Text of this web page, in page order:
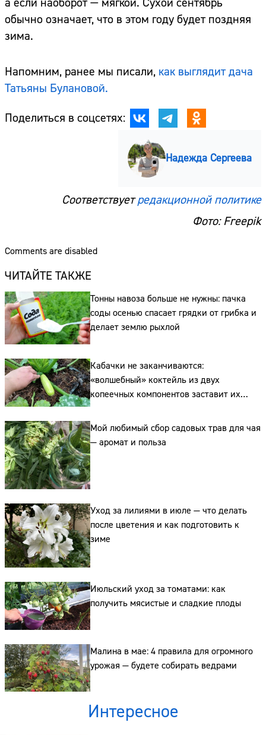
обычно означает, что в этом году будет поздняя
зима.
Напомним, ранее мы писали, как выглядит дача
Татьяны Булановой.
Поделиться в соцсетях:
Надежда Сергеева
Соответствуетредакционной политике
Фото: Freepik
Comments are disabled
ЧИТАЙТЕ ТАКЖЕ
Тонны навоза больше не нужны: пачка
соды осенью спасает грядки от грибка и
делает землю рыхлой
Кабачки не заканчиваются:
«волшебный» коктейль из двух
копеечных компонентов заставит их
плодоносить до самых заморозков
Мой любимый сбор садовых трав для чая
— аромат и польза
Уход за лилиями в июле — что делать
после цветения и как подготовить к
зиме
Июльский уход за томатами: как
получить мясистые и сладкие плоды
Малина в мае: 4 правила для огромного
урожая — будете собирать ведрами
Интересное
Сайт:
Адрес: